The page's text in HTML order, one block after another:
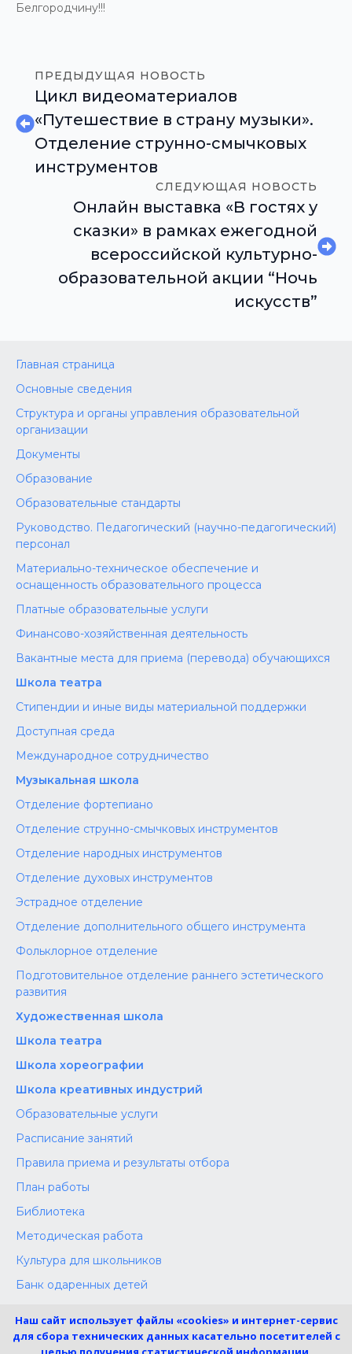
Белгородчину!!!
ПРЕДЫДУЩАЯ НОВОСТЬ
Цикл видеоматериалов
«Путешествие в страну музыки».
Отделение струнно-смычковых
инструментов
СЛЕДУЮЩАЯ НОВОСТЬ
Онлайн выставка «В гостях у
сказки» в рамках ежегодной
всероссийской культурно-
образовательной акции “Ночь
искусств”
Главная страница
Основные сведения
Структура и органы управления образовательной
организации
Документы
Образование
Образовательные стандарты
Руководство. Педагогический (научно-педагогический)
персонал
Материально-техническое обеспечение и
оснащенность образовательного процесса
Платные образовательные услуги
Финансово-хозяйственная деятельность
Вакантные места для приема (перевода) обучающихся
Школа театра
Стипендии и иные виды материальной поддержки
Доступная среда
Международное сотрудничество
Музыкальная школа
Отделение фортепиано
Отделение струнно-смычковых инструментов
Отделение народных инструментов
Отделение духовых инструментов
Эстрадное отделение
Отделение дополнительного общего инструмента
Фольклорное отделение
Подготовительное отделение раннего эстетического
развития
Художественная школа
Школа‌‌‌‌ театра
Школа хореографии
Школа креативных индустрий
Образовательные услуги
Расписание занятий
Правила приема и результаты отбора
План работы
Библиотека
Методическая работа
Культура для школьников
Банк одаренных детей
Независимая оценка
Наш сайт использует файлы «cookies» и интернет-сервис
для сбора технических данных касательно посетителей с